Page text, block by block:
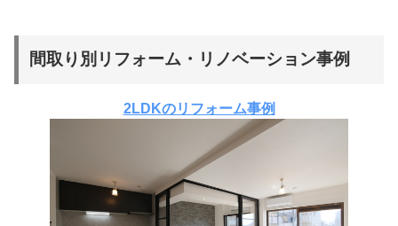
間取り別リフォーム・リノベーション事例
2LDKのリフォーム事例